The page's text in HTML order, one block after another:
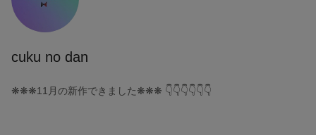
cuku no dan
❋❋❋11月の新作できました❋❋❋ 👇👇👇👇👇👇